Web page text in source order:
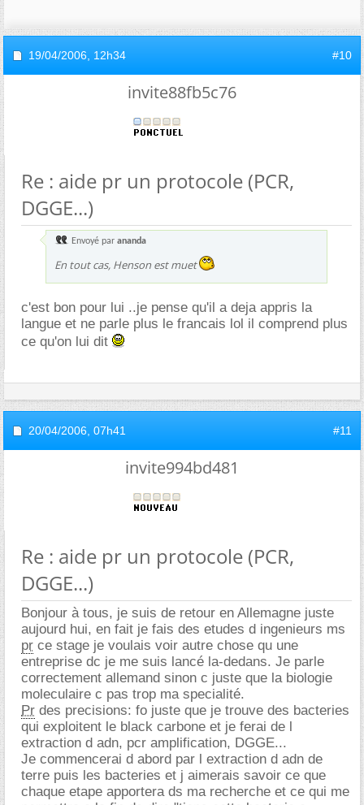
19/04/2006, 12h34 #10
invite88fb5c76
Re : aide pr un protocole (PCR,
DGGE...)
Envoyé par ananda
En tout cas, Henson est muet
c'est bon pour lui ..je pense qu'il a deja appris la
langue et ne parle plus le francais lol il comprend plus
ce qu'on lui dit
20/04/2006, 07h41 #11
invite994bd481
Re : aide pr un protocole (PCR,
DGGE...)
Bonjour à tous, je suis de retour en Allemagne juste
aujourd hui, en fait je fais des etudes d ingenieurs ms
pr ce stage je voulais voir autre chose qu une
entreprise dc je me suis lancé la-dedans. Je parle
correctement allemand sinon c juste que la biologie
moleculaire c pas trop ma specialité.
Pr des precisions: fo juste que je trouve des bacteries
qui exploitent le black carbone et je ferai de l
extraction d adn, pcr amplification, DGGE...
Je commencerai d abord par l extraction d adn de
terre puis les bacteries et j aimerais savoir ce que
chaque etape apportera ds ma recherche et ce qui me